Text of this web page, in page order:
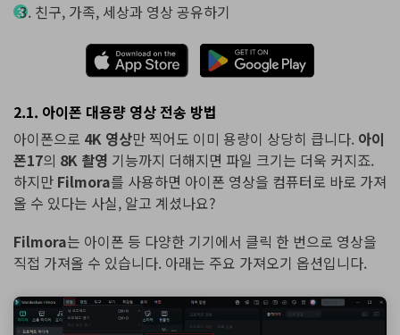
친구, 가족, 세상과 영상 공유하기
2.1. 아이폰 대용량 영상 전송 방법
아이폰으로 4K 영상만 찍어도 이미 용량이 상당히 큽니다. 아이
폰17의 8K 촬영 기능까지 더해지면 파일 크기는 더욱 커지죠.
하지만 Filmora를 사용하면 아이폰 영상을 컴퓨터로 바로 가져
올 수 있다는 사실, 알고 계셨나요?
Filmora는 아이폰 등 다양한 기기에서 클릭 한 번으로 영상을
직접 가져올 수 있습니다. 아래는 주요 가져오기 옵션입니다.